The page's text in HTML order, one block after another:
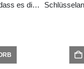
Schlüsselanhänger Schön, dass es dich gibt!